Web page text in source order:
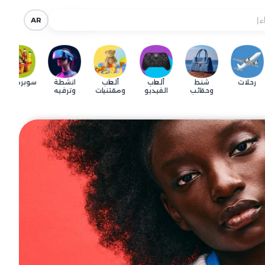
AR
رحلات
شنط
وحقائب
ألعاب
الفيديو
ألعاب
ومقتنيات
انشطة
وترفيه
سوبرماركت
نسخ الكود